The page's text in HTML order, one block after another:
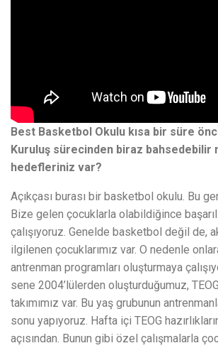
Best Basketbol Okulu kısa bir süre
Kuruluş sürecinden biraz bahsedebilir
hedefleriniz var?
Açıkçası burası bir basketbol okulu. Bu
Bize gelen çocuklarla olabildiğince
çalışıyoruz. Genelde basketbol değil de,
ilgilenen çocuklarımız var. O nedenle
antrenman programları oluşturmaya
sene 2004’lülerden oluşturduğumuz,
takımımız var. Bu yaş grubunun
sonu yapıyoruz. Hafta içi TEOG
açısından. Bunun gibi özel çalışmalarla